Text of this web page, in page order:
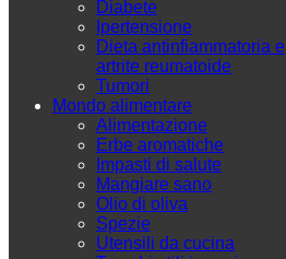
Diabete
Ipertensione
Dieta antinfiammatoria e
artrite reumatoide
Tumori
Mondo alimentare
Alimentazione
Erbe aromatiche
Impasti di salute
Mangiare sano
Olio di oliva
Spezie
Utensili da cucina